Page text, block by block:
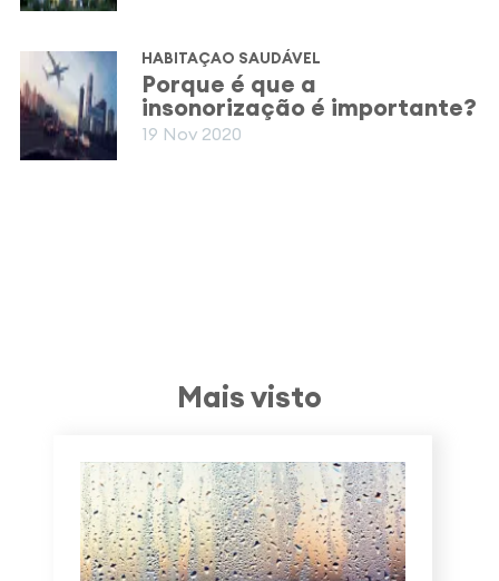
HABITAÇAO SAUDÁVEL
Porque é que a
insonorização é importante?
19 Nov 2020
Mais visto